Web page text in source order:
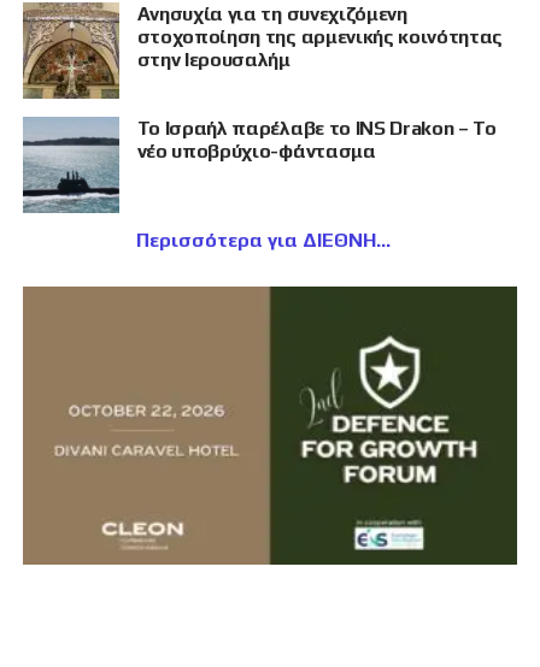
Ανησυχία για τη συνεχιζόμενη
στοχοποίηση της αρμενικής κοινότητας
στην Ιερουσαλήμ
Το Ισραήλ παρέλαβε το INS Drakon – Το
νέο υποβρύχιο-φάντασμα
Περισσότερα για ΔΙΕΘΝΗ